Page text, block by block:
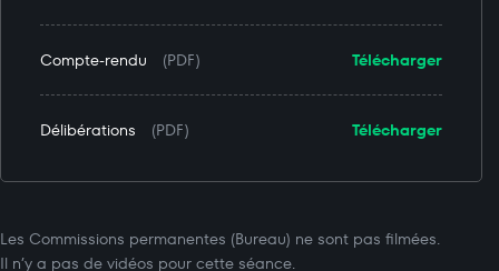
Télécharger
Compte-rendu (PDF)
Télécharger
Délibérations (PDF)
Les Commissions permanentes (Bureau) ne sont pas filmées.
Il n’y a pas de vidéos pour cette séance.